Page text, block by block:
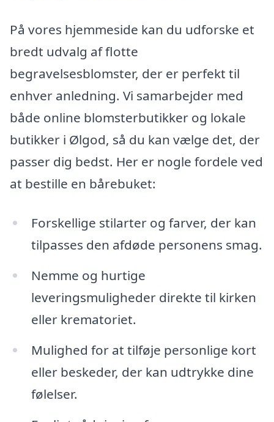
På vores hjemmeside kan du udforske et
bredt udvalg af flotte
begravelsesblomster, der er perfekt til
enhver anledning. Vi samarbejder med
både online blomsterbutikker og lokale
butikker i Ølgod, så du kan vælge det, der
passer dig bedst. Her er nogle fordele ved
at bestille en bårebuket:
Forskellige stilarter og farver, der kan
tilpasses den afdøde personens smag.
Nemme og hurtige
leveringsmuligheder direkte til kirken
eller krematoriet.
Mulighed for at tilføje personlige kort
eller beskeder, der kan udtrykke dine
følelser.